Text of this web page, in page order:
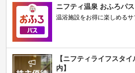
ニフティ温泉 おふろパス
温浴施設をお得に楽しめる
【ニフティライフスタ
内】